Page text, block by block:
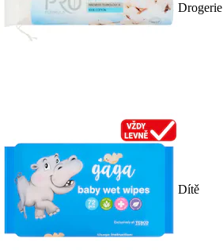
Drogerie
Dítě